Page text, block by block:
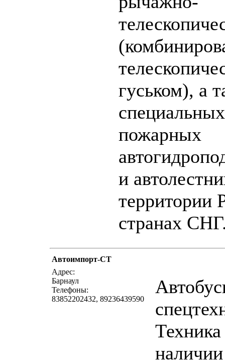
гуськом), а
специальных
пожарных
и
территории
странах
Автоимпорт-СТ
Адрес:
Барнаул
Телефоны:
83852202432, 89236439590
наличии